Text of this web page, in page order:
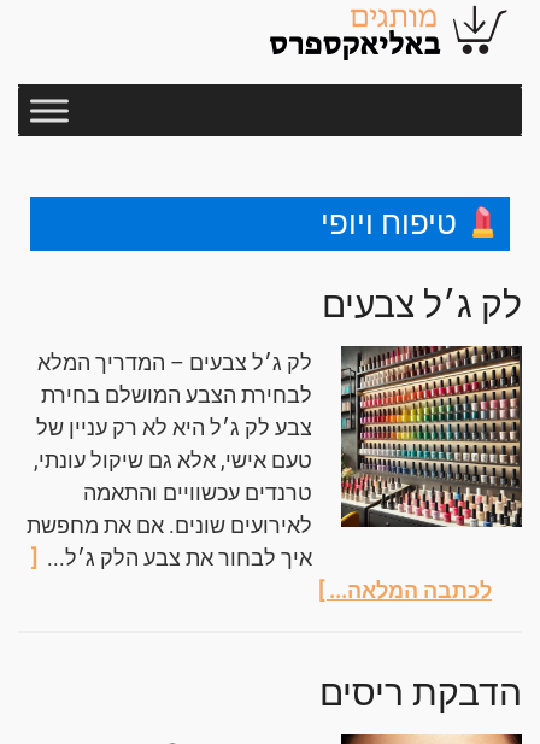
טיפוח ויופי
לק ג׳ל צבעים
לק ג׳ל צבעים – המדריך המלא
לבחירת הצבע המושלם בחירת
צבע לק ג׳ל היא לא רק עניין של
טעם אישי, אלא גם שיקול עונתי,
טרנדים עכשוויים והתאמה
לאירועים שונים. אם את מחפשת
איך לבחור את צבע הלק ג׳ל... [
לכתבה המלאה... ]
הדבקת ריסים